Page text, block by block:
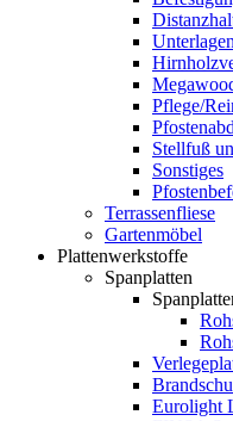
Unterlagen
Pflege/
Stellfuß
Sonstiges
Terrassenfliese
Gartenmöbel
Plattenwerkstoffe
Spanplatten
Eurolight